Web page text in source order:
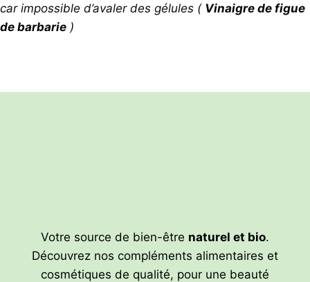
car impossible d’avaler des gélules ( Vinaigre de figue
de barbarie )
Votre source de bien-être naturel et bio.
Découvrez nos compléments alimentaires et
cosmétiques de qualité, pour une beauté